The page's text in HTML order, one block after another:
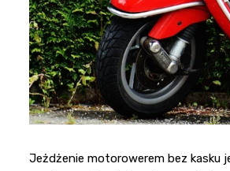
Jeżdżenie motorowerem bez kasku